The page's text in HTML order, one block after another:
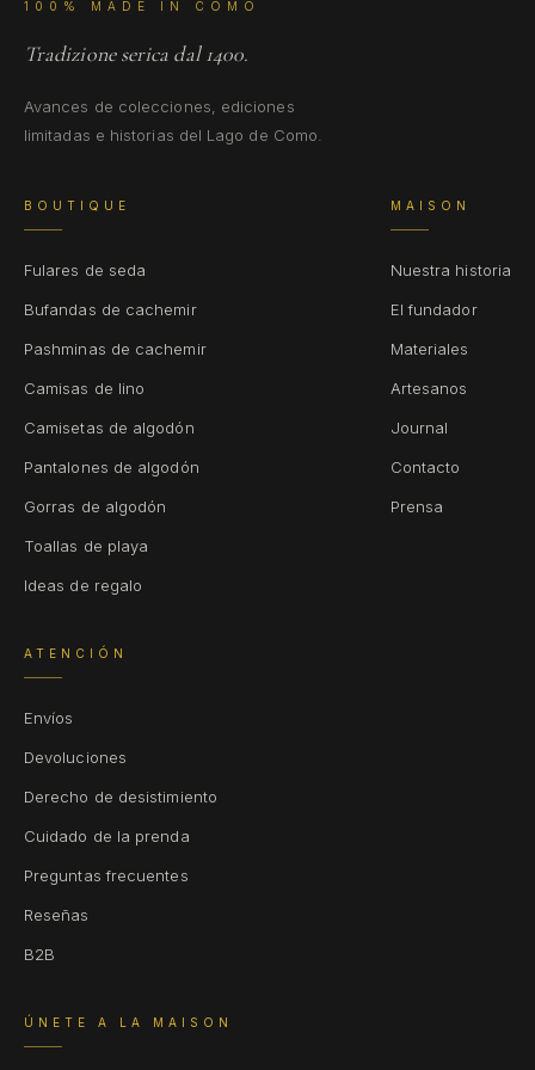
100% MADE IN COMO
Tradizione serica dal 1400.
Avances de colecciones, ediciones
limitadas e historias del Lago de Como.
BOUTIQUE
Fulares de seda
Bufandas de cachemir
Pashminas de cachemir
Camisas de lino
Camisetas de algodón
Pantalones de algodón
Gorras de algodón
Toallas de playa
Ideas de regalo
MAISON
Nuestra historia
El fundador
Materiales
Artesanos
Journal
Contacto
Prensa
ATENCIÓN
Envíos
Devoluciones
Derecho de desistimiento
Cuidado de la prenda
Preguntas frecuentes
Reseñas
B2B
ÚNETE A LA MAISON